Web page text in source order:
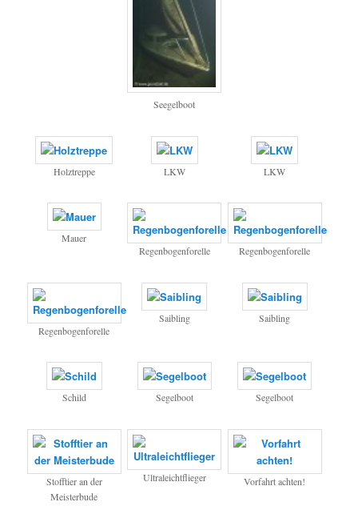
Seegelboot
Holztreppe LKW LKW
Mauer
Regenbogenforelle
Regenbogenforelle
Regenbogenforelle
Saibling Saibling
Schild Segelboot Segelboot
Stofftier an der
Meisterbude
Ultraleichtflieger Vorfahrt achten!